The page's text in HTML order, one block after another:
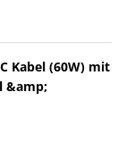
Kabel (60W) mit
&amp;